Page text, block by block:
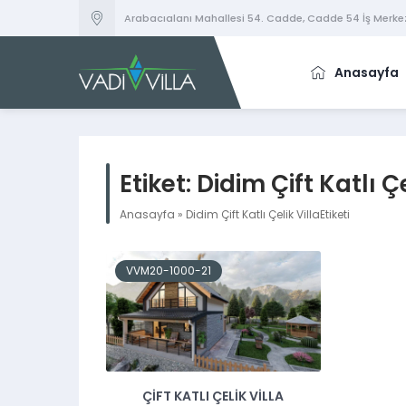
Arabacıalanı Mahallesi 54. Cadde, Cadde 54 İş
Anasayfa
Etiket: Didim Çift Katlı
Anasayfa » Didim Çift Katlı Çelik VillaEtiketi
VVM20-1000-21
ÇIFT KATLI ÇELIK VILLA